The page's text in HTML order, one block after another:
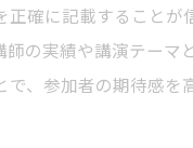
正確に記載することが
師の実績や講演テーマ
で、参加者の期待感を